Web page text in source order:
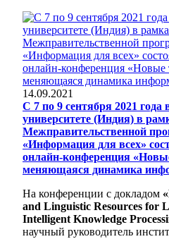
14.09.2021
С 7 по 9 сентября 2021 года
университете (Индия) в
Межправительственной
«Информация для всех»
онлайн-конференция
меняющаяся динамика
На конференции с докладом
and Linguistic Resources for
Intelligent Knowledge
научный руководитель